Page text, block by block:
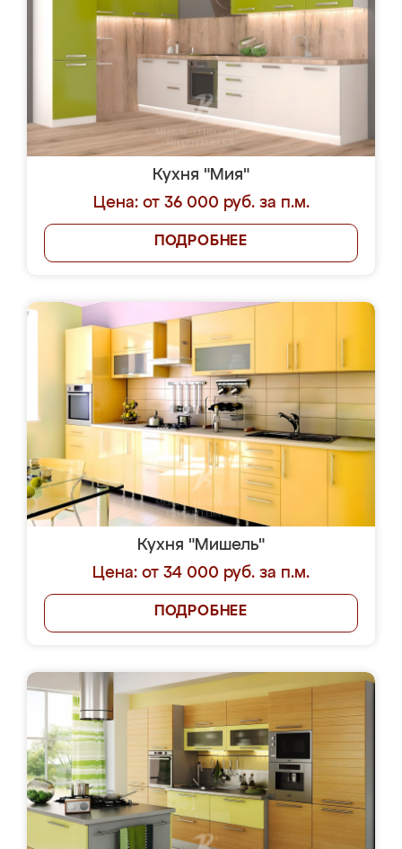
Кухня "Мия"
Цена: от 36 000 руб. за п.м.
ПОДРОБНЕЕ
Кухня "Мишель"
Цена: от 34 000 руб. за п.м.
ПОДРОБНЕЕ